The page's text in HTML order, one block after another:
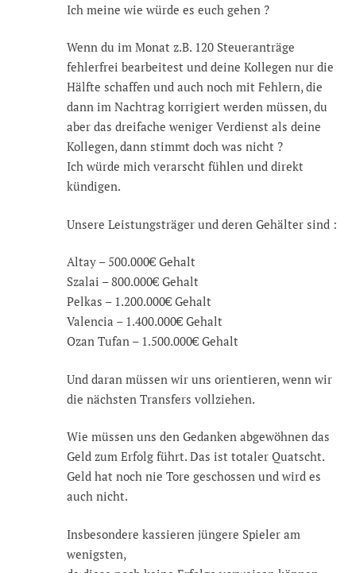
Ich meine wie würde es euch gehen ?
Wenn du im Monat z.B. 120 Steueranträge
fehlerfrei bearbeitest und deine Kollegen nur die
Hälfte schaffen und auch noch mit Fehlern, die
dann im Nachtrag korrigiert werden müssen, du
aber das dreifache weniger Verdienst als deine
Kollegen, dann stimmt doch was nicht ?
Ich würde mich verarscht fühlen und direkt
kündigen.
Unsere Leistungsträger und deren Gehälter sind :
Altay – 500.000€ Gehalt
Szalai – 800.000€ Gehalt
Pelkas – 1.200.000€ Gehalt
Valencia – 1.400.000€ Gehalt
Ozan Tufan – 1.500.000€ Gehalt
Und daran müssen wir uns orientieren, wenn wir
die nächsten Transfers vollziehen.
Wie müssen uns den Gedanken abgewöhnen das
Geld zum Erfolg führt. Das ist totaler Quatscht.
Geld hat noch nie Tore geschossen und wird es
auch nicht.
Insbesondere kassieren jüngere Spieler am
wenigsten,